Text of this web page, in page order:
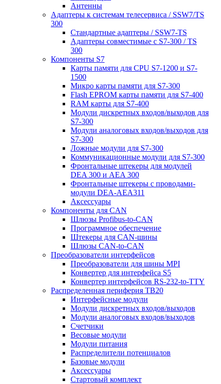
Антенны
Адаптеры к системам телесервиса / SSW7/TS
300
Стандартные адаптеры / SSW7-TS
Адаптеры совместимые с S7-300 / TS
300
Компоненты S7
Карты памяти для CPU S7-1200 и S7-
1500
Микро карты памяти для S7-300
Flash EPROM карты памяти для S7-400
RAM карты для S7-400
Модули дискретных входов/выходов для
S7-300
Модули аналоговых входов/выходов для
S7-300
Ложные модули для S7-300
Коммуникационные модули для S7-300
Фронтальные штекеры для модулей
DEA 300 и AEA 300
Фронтальные штекеры с проводами-
модули DEA-AEA311
Аксессуары
Компоненты для CAN
Шлюзы Profibus-to-CAN
Программное обеспечение
Штекеры для CAN-шины
Шлюзы CAN-to-CAN
Преобразователи интерфейсов
Преобразователи для шины MPI
Конвертер для интерфейса S5
Конвертер интерфейсов RS-232-to-TTY
Распределенная периферия TB20
Интерфейсные модули
Модули дискретных входов/выходов
Модули аналоговых входов/выходов
Счетчики
Весовые модули
Модули питания
Распределители потенциалов
Базовые модули
Аксесcуары
Стартовый комплект